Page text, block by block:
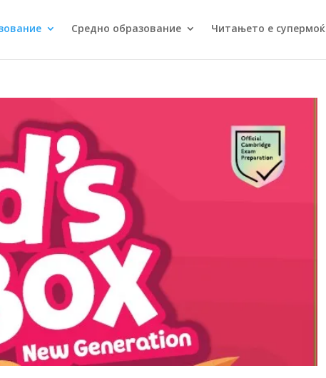
Средно образование Читањето е супермоќ